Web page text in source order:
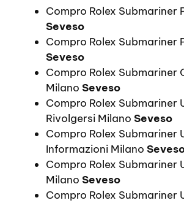
Compro Rolex Submariner
Seveso
Compro Rolex Submariner
Seveso
Compro Rolex Submariner
Milano Seveso
Compro Rolex Submariner
Rivolgersi Milano Seveso
Compro Rolex Submariner
Informazioni Milano
Compro Rolex Submariner
Milano Seveso
Compro Rolex Submariner